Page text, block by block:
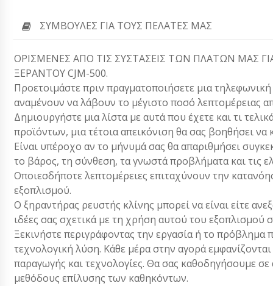
ΣΥΜΒΟΥΛΈΣ ΓΙΑ ΤΟΥΣ ΠΕΛΆΤΕΣ ΜΑΣ
ΟΡΙΣΜΕΝΕΣ ΑΠΟ ΤΙΣ ΣΥΣΤΑΣΕΙΣ ΤΩΝ ΠΛΑΤΩΝ ΜΑΣ
ΞΕΡΑΝΤΟΥ CJM-500.
Προετοιμάστε πριν πραγματοποιήσετε μια
αναμένουν να λάβουν το μέγιστο ποσό λεπτομέρειας
Δημιουργήστε μια λίστα με αυτά που έχετε και τι
προϊόντων, μια τέτοια απεικόνιση θα σας βοηθήσει να
Είναι υπέροχο αν το μήνυμά σας θα απαριθμήσει
το βάρος, τη σύνθεση, τα γνωστά προβλήματα και τις
Οποιεσδήποτε λεπτομέρειες επιταχύνουν την
εξοπλισμού.
Ο ξηραντήρας ρευστής κλίνης μπορεί να είναι είτε
ιδέες σας σχετικά με τη χρήση αυτού του εξοπλισμού
Ξεκινήστε περιγράφοντας την εργασία ή το
τεχνολογική λύση. Κάθε μέρα στην αγορά
παραγωγής και τεχνολογίες. Θα σας καθοδηγήσουμε
μεθόδους επίλυσης των καθηκόντων.